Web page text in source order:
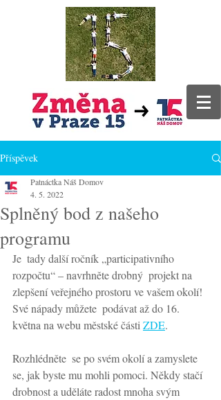
Příspěvek
Splněný bod z našeho
programu
Patnáctka Náš Domov
4. 5. 2022
Je  tady další ročník „participativního
rozpočtu“ – navrhněte drobný  projekt na
zlepšení veřejného prostoru ve vašem okolí!
Své nápady můžete  podávat až do 16.
května na webu městské části ZDE.
Rozhlédněte  se po svém okolí a zamyslete
se, jak byste mu mohli pomoci. Někdy stačí
drobnost a uděláte radost mnoha svým